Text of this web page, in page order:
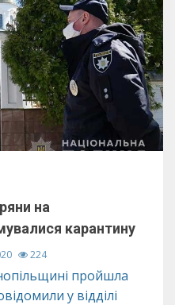
на
карантину
224
пройшла
у відділі